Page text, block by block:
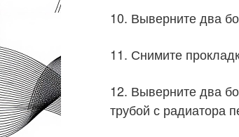
10. Выверните два
11. Снимите
12. Выверните два
трубой с радиатора